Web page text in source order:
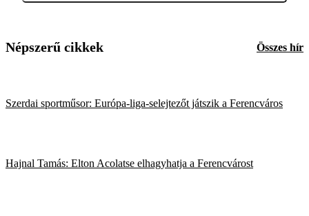
Népszerű cikkek Összes hír
Szerdai sportműsor: Európa-liga-selejtezőt játszik a Ferencváros
Hajnal Tamás: Elton Acolatse elhagyhatja a Ferencvárost